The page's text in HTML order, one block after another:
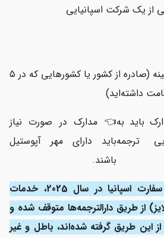
از یک شرکت اسپانیایی
گواهی عدم سوءپیشینه (صادره از کشور یا کشورهایی که در ۵
داشته‌اید)
باید به
ترجمه
👈 مدارک در صورت نیاز
باید دارای مهر آپوستیل
باشند.
بر اساس قانون جدید سفارت اسپانیا در سال 2025، خدمات
از طریق دارالترجمه‌ها متوقف شده و
این طریق گرفته شده‌اند، باطل و غیر